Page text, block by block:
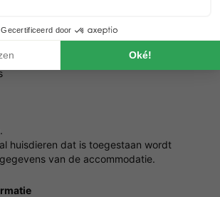
huisdieren dat is toegestaan wordt
van de accommodatie.